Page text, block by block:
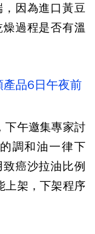
因為進口黃豆
過程是否有溫
品6日午夜前
下午邀集專家討
調和油一律下
癌沙拉油比例
上架，下架程序